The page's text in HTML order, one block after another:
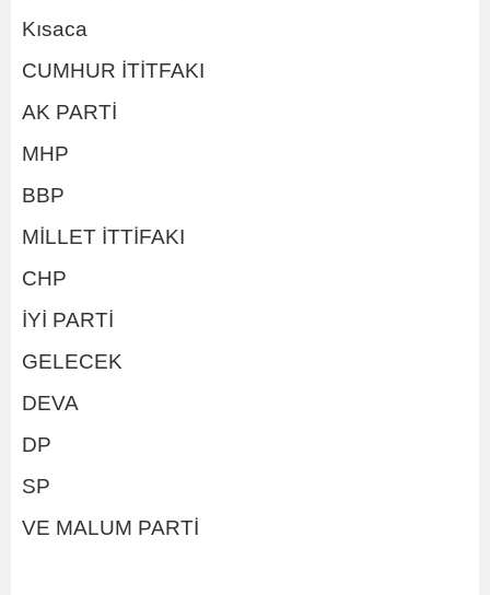
Kısaca
CUMHUR İTİTFAKI
AK PARTİ
MHP
BBP
MİLLET İTTİFAKI
CHP
İYİ PARTİ
GELECEK
DEVA
DP
SP
VE MALUM PARTİ